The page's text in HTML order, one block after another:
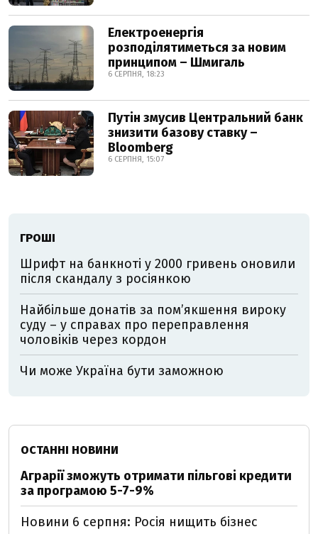
Електроенергія
розподілятиметься за новим
принципом – Шмигаль
6 СЕРПНЯ, 18:23
Путін змусив Центральний банк
знизити базову ставку –
Bloomberg
6 СЕРПНЯ, 15:07
ГРОШІ
Шрифт на банкноті у 2000 гривень оновили
після скандалу з росіянкою
Найбільше донатів за пом’якшення вироку
суду – у справах про переправлення
чоловіків через кордон
Чи може Україна бути заможною
ОСТАННІ НОВИНИ
Аграрії зможуть отримати пільгові кредити
за програмою 5-7-9%
Новини 6 серпня: Росія нищить бізнес